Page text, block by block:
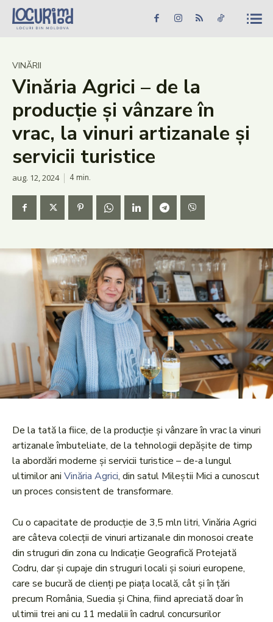
Caută în site... Căutare
Știri
Evenimente
Dezvoltare rurală
Vinării
Patrimoniu
Produs Acasă
VINĂRII
Vinăria Agrici – de la
producție și vânzare în
vrac, la vinuri artizanale și
servicii turistice
aug. 12, 2024 4min.
De la tată la fiice, de la producție și vânzare în vrac la vinuri
artizanale îmbuteliate, de la tehnologii depășite de timp
la abordări moderne și servicii turistice – de-a lungul
ultimilor ani Vinăria Agrici, din satul Mileștii Mici a cunoscut
un proces consistent de transformare.
Cu o capacitate de producție de 3,5 mln litri, Vinăria Agrici
are câteva colecții de vinuri artizanale din monosoi create
din struguri din zona cu Indicație Geografică Protejată
Codru, dar și cupaje din struguri locali și soiuri europene,
care se bucură de clienți pe piața locală, cât și în țări
precum România, Suedia și China, fiind apreciată doar în
ultimii trei ani cu 11 medalii în cadrul concursurilor